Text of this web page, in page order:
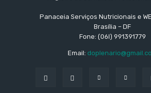
Panaceia Serviços Nutricionais e
Brasília – DF
Fone: (06l) 991391779
Email: